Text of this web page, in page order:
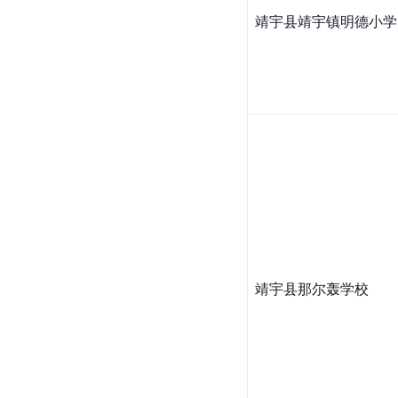
靖宇县靖宇镇明德小学
靖宇县那尔轰学校